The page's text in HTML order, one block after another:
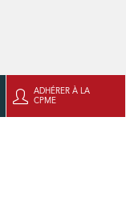
ADHÉRER À LA
CPME